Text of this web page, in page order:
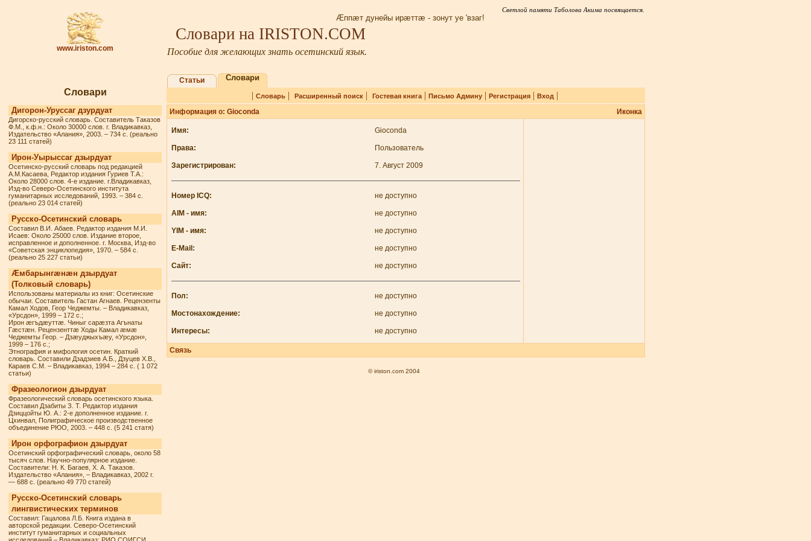
www.iriston.com
Светлой памяти Таболова Акима посвящается.
Æппæт дунейы ирæттæ - зонут уе 'взаг!
Словари на IRISTON.COM
Пособие для желающих знать осетинский язык.
Словари
Дигорон-Уруссаг дзурдуат
Дигорско-русский словарь. Составитель Таказов
Ф.М., к.ф.н.: Около 30000 слов. г. Владикавказ,
Издательство «Алания», 2003. – 734 с. (реально
23 111 статей)
Ирон-Уырыссаг дзырдуат
Осетинско-русский словарь под редакцией
А.М.Касаева, Редактор издания Гуриев Т.А.:
Около 28000 слов. 4-е издание. г.Владикавказ,
Изд-во Северо-Осетинского института
гуманитарных исследований, 1993. – 384 с.
(реально 23 014 статей)
Русско-Осетинский словарь
Составил В.И. Абаев. Редактор издания М.И.
Исаев: Около 25000 слов. Издание второе,
исправленное и дополненное. г. Москва, Изд-во
«Советская энциклопедия», 1970. – 584 с.
(реально 25 227 статьи)
Æмбарынгæнæн дзырдуат
(Толковый словарь)
Использованы материалы из книг: Осетинские
обычаи. Составитель Гастан Агнаев. Рецензенты
Камал Ходов, Геор Чеджемты. – Владикавказ,
«Урсдон», 1999 – 172 с.;
Ирон æгъдæуттæ. Чиныг сарæзта Агънаты
Гæстæн. Рецензенттæ Ходы Камал æмæ
Чеджемты Геор. – Дзæуджыхъæу, «Урсдон»,
1999 – 176 с.;
Этнография и мифология осетин. Краткий
словарь. Составили Дзадзиев А.Б., Дзуцев Х.В.,
Караев С.М. – Владикавказ, 1994 – 284 с. ( 1 072
статьи)
Фразеологион дзырдуат
Фразеологический словарь осетинского языка.
Составил Дзабиты З. Т. Редактор издания
Дзиццойты Ю. А.: 2-е дополненное издание. г.
Цхинвал, Полиграфическое производственное
объединение РЮО, 2003. – 448 с. (5 241 статя)
Ирон орфографион дзырдуат
Осетинский орфографический словарь, около 58
тысяч слов. Научно-популярное издание.
Составители: Н. К. Багаев, Х. А. Таказов.
Издательство «Алания», – Владикавказ, 2002 г.
— 688 с. (реально 49 770 статей)
Русско-Осетинский словарь
лингвистических терминов
Составил: Гацалова Л.Б. Книга издана в
авторской редакции. Северо-Осетинский
институт гуманитарных и социальных
Статьи Словари
| Словарь| Расширенный поиск| Гостевая книга| Письмо Админу| Регистрация| Вход |
Информация о: Gioconda Иконка
Имя: Gioconda
Права: Пользователь
Зарегистрирован: 7. Август 2009
Номер ICQ: не доступно
AIM - имя: не доступно
YIM - имя: не доступно
E-Mail: не доступно
Сайт: не доступно
Пол: не доступно
Мостонахождение: не доступно
Интересы: не доступно
Связь
© iriston.com 2004